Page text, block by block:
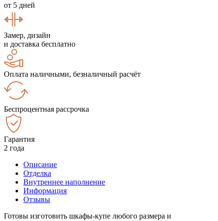
от 5 дней
Замер, дизайн
и доставка бесплатно
Оплата наличными, безналичный расчёт
Беспроцентная рассрочка
Гарантия
2 года
Описание
Отделка
Внутреннее наполнение
Информация
Отзывы
Готовы изготовить шкафы-купе любого размера и